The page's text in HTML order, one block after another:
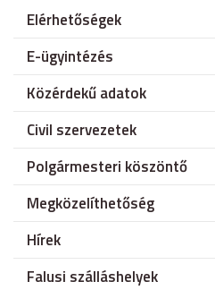
Elérhetőségek
E-ügyintézés
Közérdekű adatok
Civil szervezetek
Polgármesteri köszöntő
Megközelíthetőség
Hírek
Falusi szálláshelyek